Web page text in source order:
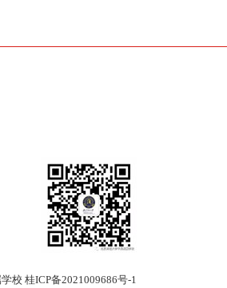
学校桂ICP备2021009686号-1